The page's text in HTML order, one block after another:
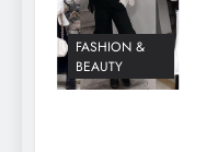
FASHION &
BEAUTY